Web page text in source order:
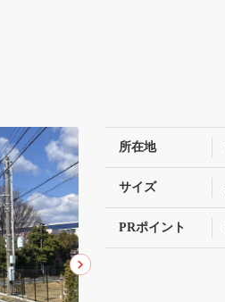
所在地
サイズ
PRポイント